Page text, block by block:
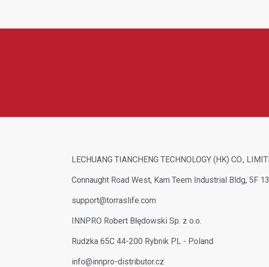
LECHUANG TIANCHENG TECHNOLOGY (HK) CO.,
Connaught Road West, Kam Teem Industrial Bldg, 5F
support@torraslife.com
INNPRO Robert Błędowski Sp. z o.o.
Rudzka 65C 44-200 Rybnik PL - Poland
info@innpro-distributor.cz